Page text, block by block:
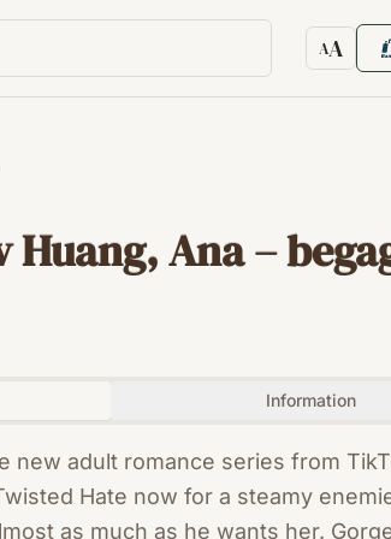
AA
Huang, Ana –
Information
new adult romance series from
Hate now for a steamy
as much as he wants her.